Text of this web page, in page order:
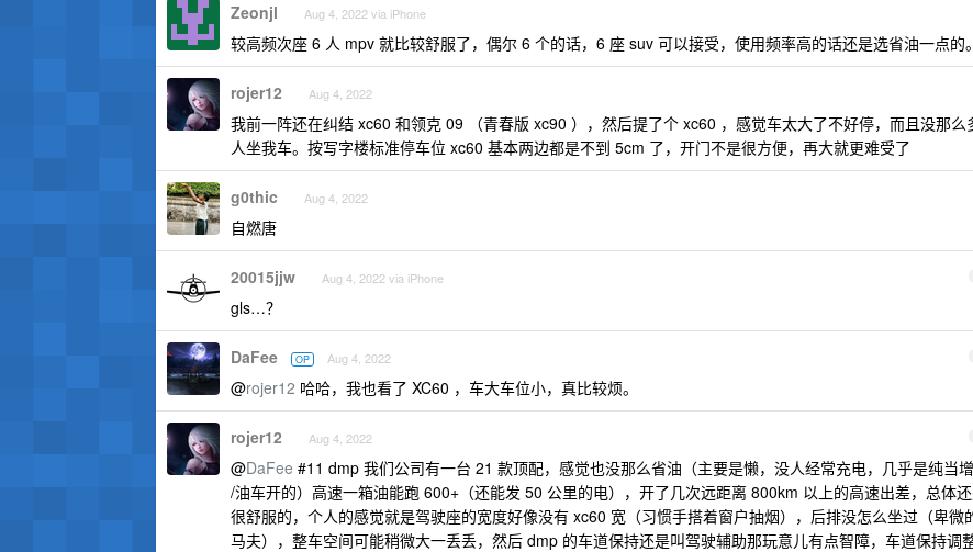
Zeonjl Aug 4, 2022 via iPhone
较高频次座 6 人 mpv 就比较舒服了，偶尔 6 个的话，6 座 suv 可以接受，使用频率高的话还是选省油一点的。
rojer12 Aug 4, 2022
我前一阵还在纠结 xc60 和领克 09 （青春版 xc90 ），然后提了个 xc60 ，感觉车太大了不好停，而且没那么
人坐我车。按写字楼标准停车位 xc60 基本两边都是不到 5cm 了，开门不是很方便，再大就更难受了
g0thic Aug 4, 2022
自燃唐
20015jjw Aug 4, 2022 via iPhone
gls…？
DaFee OP Aug 4, 2022
@rojer12 哈哈，我也看了 XC60 ，车大车位小，真比较烦。
rojer12 Aug 4, 2022
@DaFee #11 dmp 我们公司有一台 21 款顶配，感觉也没那么省油（主要是懒，没人经常充电，几乎是纯当
/油车开的）高速一箱油能跑 600+（还能发 50 公里的电），开了几次远距离 800km 以上的高速出差，总体
很舒服的，个人的感觉就是驾驶座的宽度好像没有 xc60 宽（习惯手搭着窗户抽烟），后排没怎么坐过（卑微
马夫），整车空间可能稍微大一丢丢，然后 dmp 的车道保持还是叫驾驶辅助那玩意儿有点智障，车道保持调